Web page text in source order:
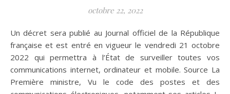
octobre 22, 2022
Un décret sera publié au Journal officiel de la République
française et est entré en vigueur le vendredi 21 octobre
2022 qui permettra à l’État de surveiller toutes vos
communications internet, ordinateur et mobile. Source La
Première ministre, Vu le code des postes et des